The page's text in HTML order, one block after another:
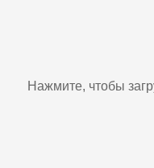
Нажмите, чтобы